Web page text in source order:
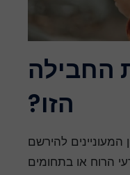
החבילה
הזו?
להירשם
הרוח או בתחומים